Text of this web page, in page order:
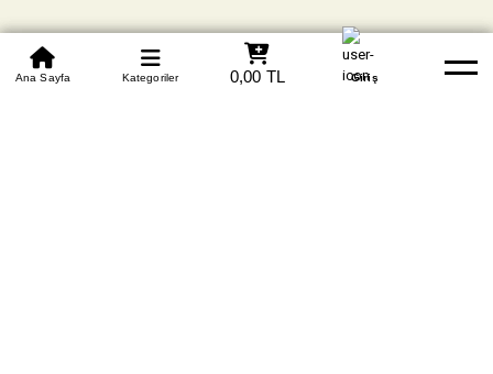
0850 305 09 70
Beden Tablosu Banka Hesapları Whatsapp Yardım
Ana Sayfa Kategoriler 0,00 TL Giriş